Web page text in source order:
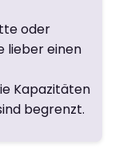
oder
lieber einen
Kapazitäten
begrenzt.